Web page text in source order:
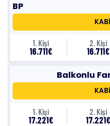
BP
1. Kişi
16.711€
2. Kişi
16.711€
Balkonlu
1. Kişi
17.221€
2. Kişi
17.221€